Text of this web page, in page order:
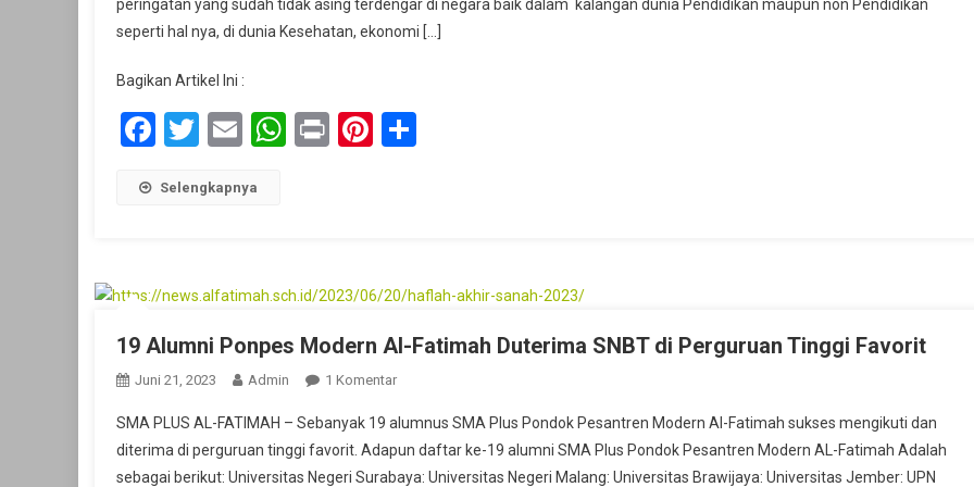
SMA
peringatan yang sudah tidak asing terdengar di negara baik dalam kalangan dunia Pendidikan maupun non Pendidikan
seperti hal nya, di dunia Kesehatan, ekonomi […]
Bagikan Artikel Ini :
Facebook
Twitter
EmailWhatsApp
PrintPinterest
Selengkapnya
19 Alumni Ponpes Modern Al-Fatimah Duterima SNBT di Perguruan Tinggi Favorit
Juni 21, 2023 Admin 1 KomentarPada
Alumni
Ponpes
Modern
SMA PLUS AL-FATIMAH – Sebanyak 19 alumnus SMA Plus Pondok Pesantren Modern Al-Fatimah sukses mengikuti dan
diterima di perguruan tinggi favorit. Adapun daftar ke-19 alumni SMA Plus Pondok Pesantren Modern AL-Fatimah Adalah
sebagai berikut: Universitas Negeri Surabaya: Universitas Negeri Malang: Universitas Brawijaya: Universitas Jember: UPN